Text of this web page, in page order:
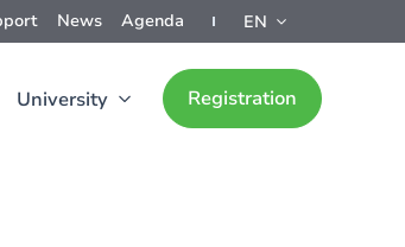
News Agenda EN
University Registration